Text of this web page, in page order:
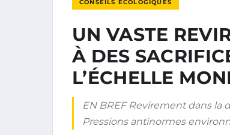
CONSEILS ÉCOLOGIQUES
UN VASTE
À DES
L’ÉCHELLE
EN BREF Revirement dans la
Pressions antinormes